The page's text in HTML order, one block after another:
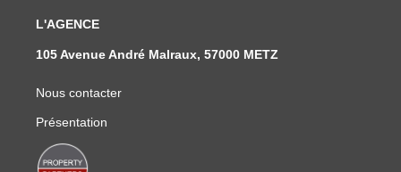
L'AGENCE
105 Avenue André Malraux, 57000 METZ
Nous contacter
Présentation